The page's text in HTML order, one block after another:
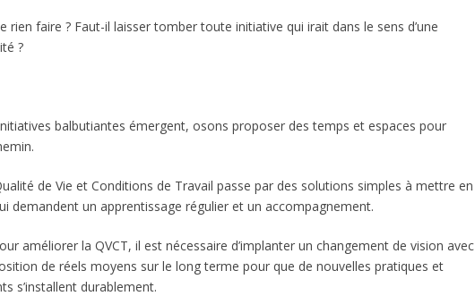
rien faire ? Faut-il laisser tomber toute initiative qui irait dans le sens d’une
?
balbutiantes émergent, osons proposer des temps et espaces pour
de Vie et Conditions de Travail passe par des solutions simples à mettre en
demandent un apprentissage régulier et un accompagnement.
améliorer la QVCT, il est nécessaire d’implanter un changement de vision avec
de réels moyens sur le long terme pour que de nouvelles pratiques et
s’installent durablement.